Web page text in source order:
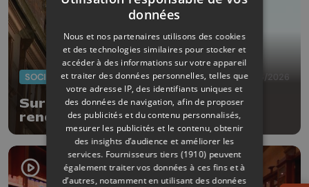
SOCIÉTÉ 29/06/2026
Surdicécité : des drapeaux pour
rendre visible l'invisible
données
Nous et nos partenaires utilisons des cookies
et des technologies similaires pour stocker et
accéder à des informations sur votre appareil
et traiter des données personnelles, telles que
votre adresse IP, des identifiants uniques et
des données de navigation, afin de proposer
des publicités et du contenu personnalisés,
mesurer les publicités et le contenu, obtenir
des insights d’audience et améliorer les
services. Fournisseurs tiers (1910) peuvent
également traiter vos données à ces fins et à
d’autres, notamment en utilisant des données